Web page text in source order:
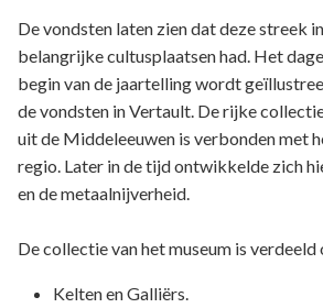
De vondsten laten zien dat deze streek
belangrijke cultusplaatsen had. Het
begin van de jaartelling wordt
de vondsten in Vertault. De rijke
uit de Middeleeuwen is verbonden met
regio. Later in de tijd ontwikkelde zich
en de metaalnijverheid.
De collectie van het museum is verdeeld
Kelten en Galliërs.